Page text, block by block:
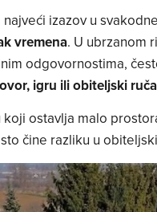
izazov u
vremena. U ubrzanom
odgovornostima,
igru ili obiteljski
ostavlja malo
čine razliku u